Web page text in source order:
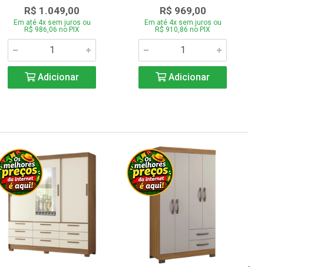
R$ 1.049,00
Em até 4x sem juros ou
R$ 986,06 no PIX
Adicionar
R$ 969,00
Em até 4x sem juros ou
R$ 910,86 no PIX
Adicionar